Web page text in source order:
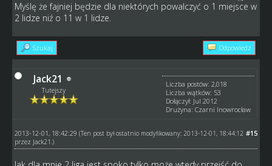
Myślę że fajniej będzie dla niektórych powalczyć o 1 miejsce w
2 lidze niź o 11 w 1 lidze.
Szukaj Odpowiedz
Jack21
Tutejszy
Liczba postów: 2,018
Liczba wątków: 53
Dołączył: Jul 2012
Drużyna: Czarni Inowrocław
#15
2013-12-01, 18:42:29 (Ten post był ostatnio modyfikowany: 2013-12-01, 18:44:12
przez Jack21 .)